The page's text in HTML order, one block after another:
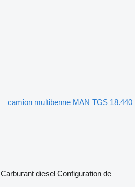
camion multibenne MAN TGS 18.440
Carburant diesel Configuration de